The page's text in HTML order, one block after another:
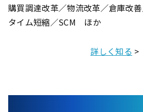
購買調達改革／物流改革／倉庫改
タイム短縮／SCM ほか
詳しく知る >